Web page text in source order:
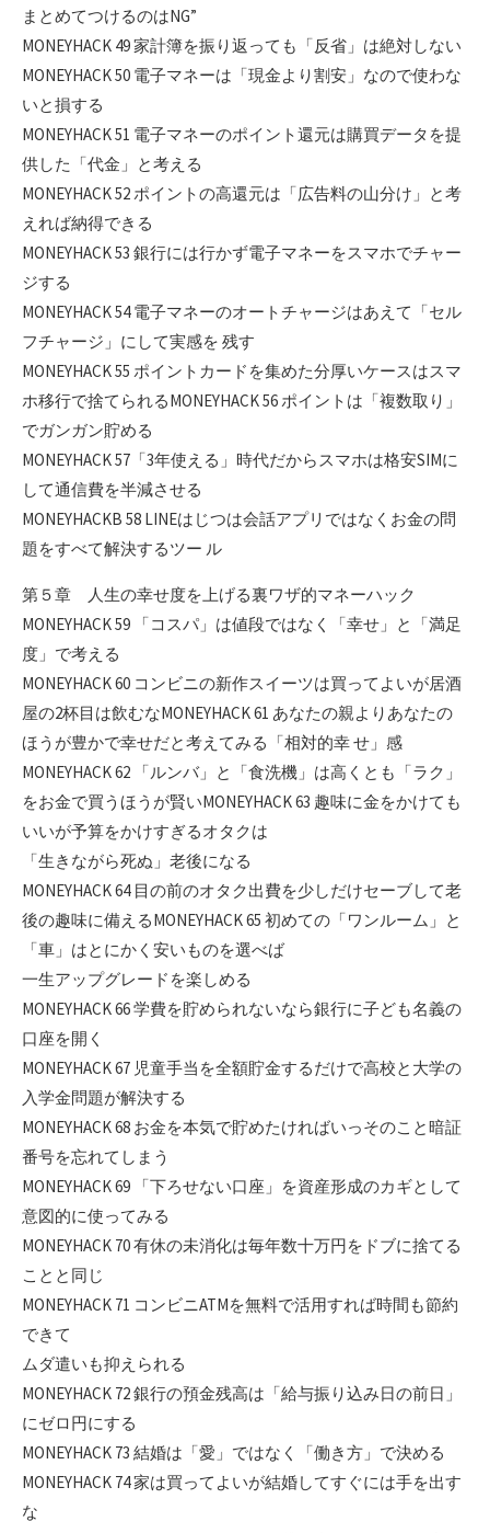
まとめてつけるのはNG”
MONEYHACK 49 家計簿を振り返っても「反省」は絶対しない
MONEYHACK 50 電子マネーは「現金より割安」なので使わな
いと損する
MONEYHACK 51 電子マネーのポイント還元は購買データを提
供した「代金」と考える
MONEYHACK 52 ポイントの高還元は「広告料の山分け」と考
えれば納得できる
MONEYHACK 53 銀行には行かず電子マネーをスマホでチャー
ジする
MONEYHACK 54 電子マネーのオートチャージはあえて「セル
フチャージ」にして実感を 残す
MONEYHACK 55 ポイントカードを集めた分厚いケースはスマ
ホ移行で捨てられるMONEYHACK 56 ポイントは「複数取り」
でガンガン貯める
MONEYHACK 57「3年使える」時代だからスマホは格安SIMに
して通信費を半減させる
MONEYHACKB 58 LINEはじつは会話アプリではなくお金の問
題をすべて解決するツー ル
第５章 人生の幸せ度を上げる裏ワザ的マネーハック
MONEYHACK 59 「コスパ」は値段ではなく「幸せ」と「満足
度」で考える
MONEYHACK 60 コンビニの新作スイーツは買ってよいが居酒
屋の2杯目は飲むなMONEYHACK 61 あなたの親よりあなたの
ほうが豊かで幸せだと考えてみる「相対的幸 せ」感
MONEYHACK 62 「ルンバ」と「食洗機」は高くとも「ラク」
をお金で買うほうが賢いMONEYHACK 63 趣味に金をかけても
いいが予算をかけすぎるオタクは
「生きながら死ぬ」老後になる
MONEYHACK 64 目の前のオタク出費を少しだけセーブして老
後の趣味に備えるMONEYHACK 65 初めての「ワンルーム」と
「車」はとにかく安いものを選べば
一生アップグレードを楽しめる
MONEYHACK 66 学費を貯められないなら銀行に子ども名義の
口座を開く
MONEYHACK 67 児童手当を全額貯金するだけで高校と大学の
入学金問題が解決する
MONEYHACK 68 お金を本気で貯めたければいっそのこと暗証
番号を忘れてしまう
MONEYHACK 69 「下ろせない口座」を資産形成のカギとして
意図的に使ってみる
MONEYHACK 70 有休の未消化は毎年数十万円をドブに捨てる
ことと同じ
MONEYHACK 71 コンビニATMを無料で活用すれば時間も節約
できて
ムダ遣いも抑えられる
MONEYHACK 72 銀行の預金残高は「給与振り込み日の前日」
にゼロ円にする
MONEYHACK 73 結婚は「愛」ではなく「働き方」で決める
MONEYHACK 74 家は買ってよいが結婚してすぐには手を出す
な